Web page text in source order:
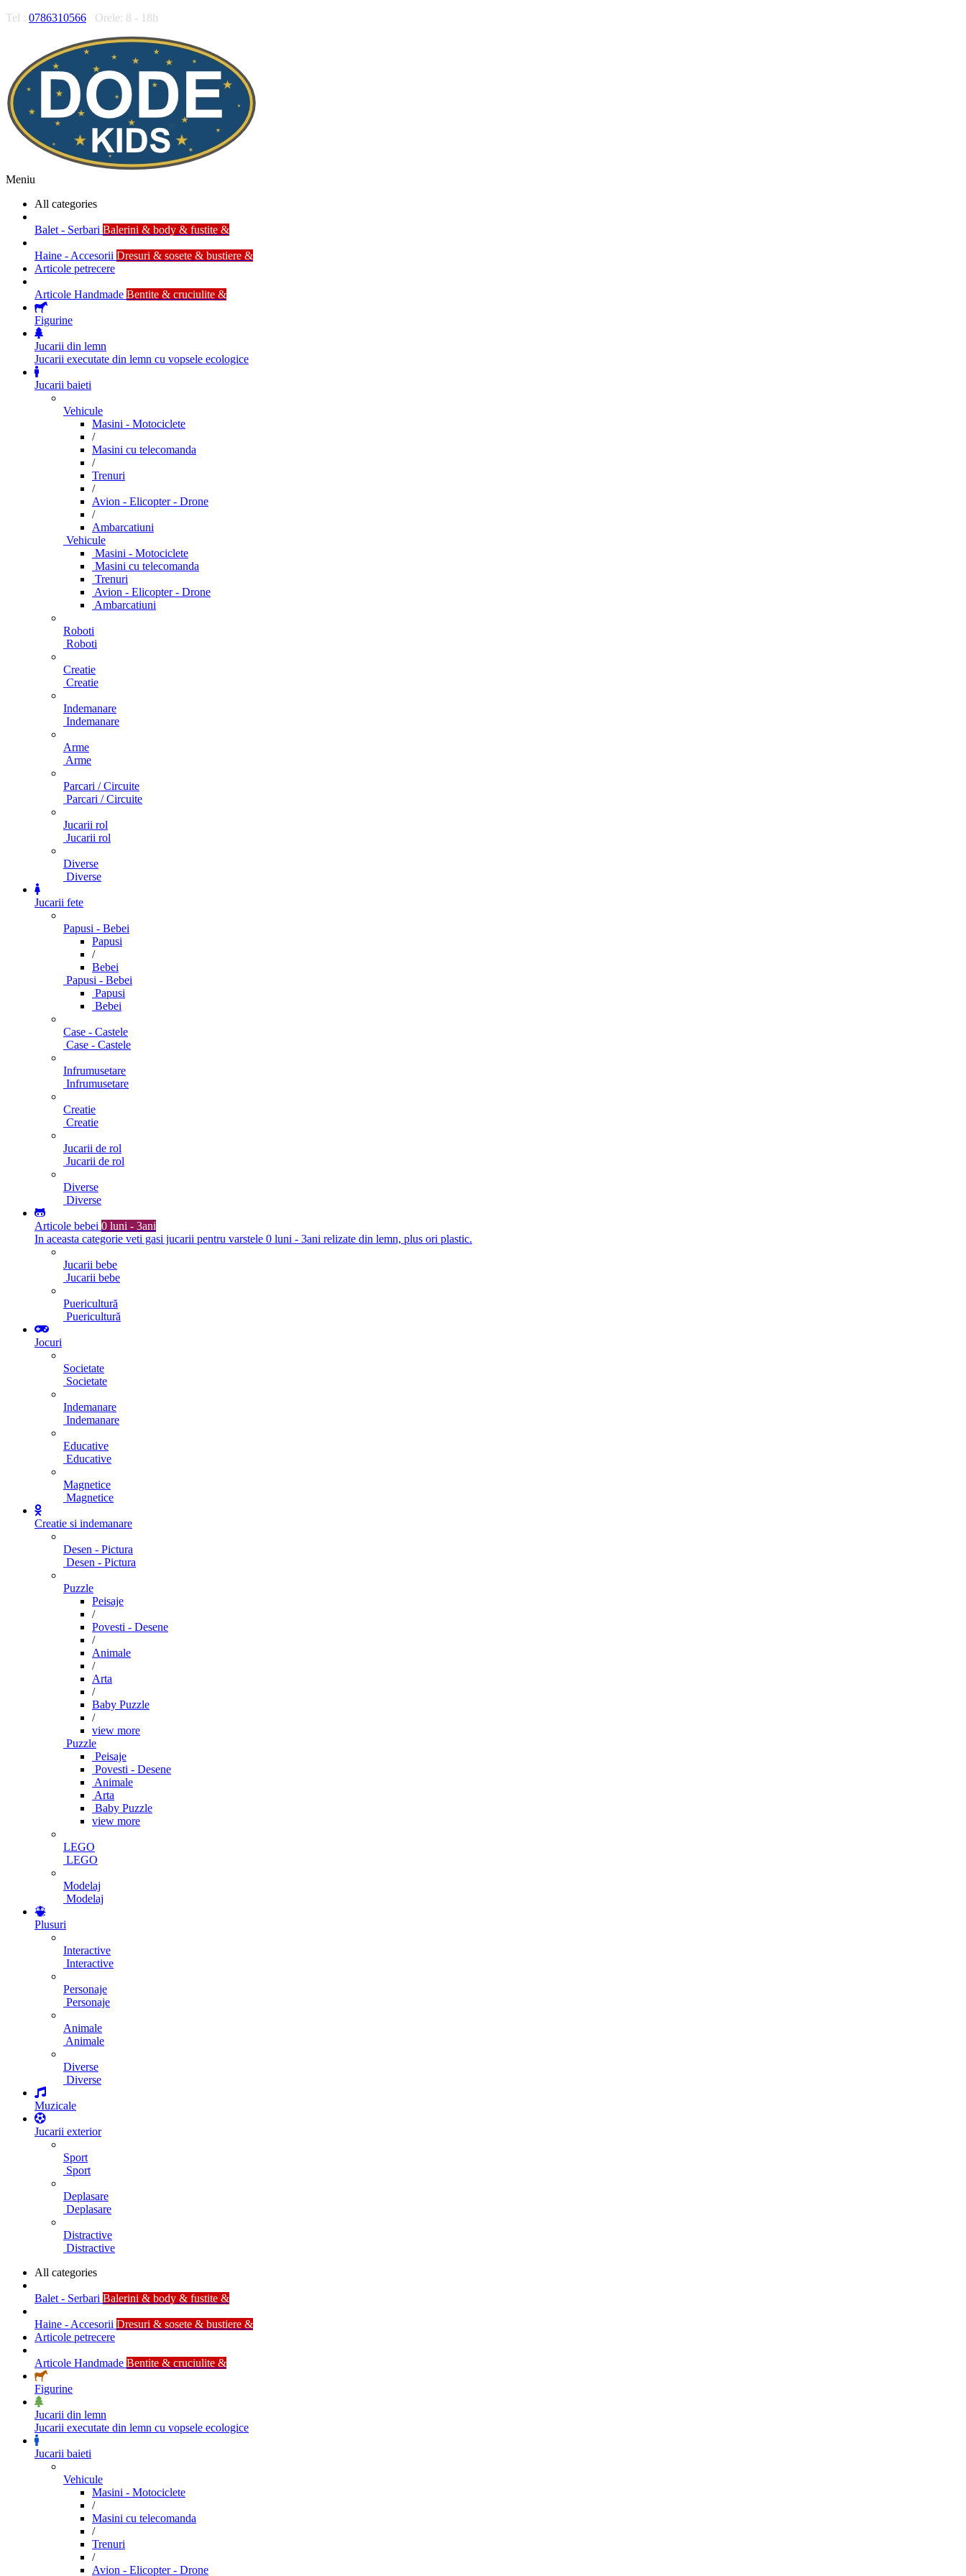
Tel : 0786310566 Orele: 8 - 18h
Meniu
All categories
Balet - Serbari Balerini & body & fustite &
Haine - Accesorii Dresuri & sosete & bustiere &
Articole petrecere
Articole Handmade Bentite & cruciulite &
Figurine
Jucarii din lemn
Jucarii executate din lemn cu vopsele ecologice
Jucarii baieti
Vehicule
Masini - Motociclete
/
Masini cu telecomanda
/
Trenuri
/
Avion - Elicopter - Drone
/
Ambarcatiuni
Vehicule
Masini - Motociclete
Masini cu telecomanda
Trenuri
Avion - Elicopter - Drone
Ambarcatiuni
Roboti
Roboti
Creatie
Creatie
Indemanare
Indemanare
Arme
Arme
Parcari / Circuite
Parcari / Circuite
Jucarii rol
Jucarii rol
Diverse
Diverse
Jucarii fete
Papusi - Bebei
Papusi
/
Bebei
Papusi - Bebei
Papusi
Bebei
Case - Castele
Case - Castele
Infrumusetare
Infrumusetare
Creatie
Creatie
Jucarii de rol
Jucarii de rol
Diverse
Diverse
Articole bebei 0 luni - 3ani
In aceasta categorie veti gasi jucarii pentru varstele 0 luni - 3ani relizate din lemn, plus ori plastic.
Jucarii bebe
Jucarii bebe
Puericultură
Puericultură
Jocuri
Societate
Societate
Indemanare
Indemanare
Educative
Educative
Magnetice
Magnetice
Creatie si indemanare
Desen - Pictura
Desen - Pictura
Puzzle
Peisaje
/
Povesti - Desene
/
Animale
/
Arta
/
Baby Puzzle
/
view more
Puzzle
Peisaje
Povesti - Desene
Animale
Arta
Baby Puzzle
view more
LEGO
LEGO
Modelaj
Modelaj
Plusuri
Interactive
Interactive
Personaje
Personaje
Animale
Animale
Diverse
Diverse
Muzicale
Jucarii exterior
Sport
Sport
Deplasare
Deplasare
Distractive
Distractive
All categories
Balet - Serbari Balerini & body & fustite &
Haine - Accesorii Dresuri & sosete & bustiere &
Articole petrecere
Articole Handmade Bentite & cruciulite &
Figurine
Jucarii din lemn
Jucarii executate din lemn cu vopsele ecologice
Jucarii baieti
Vehicule
Masini - Motociclete
/
Masini cu telecomanda
/
Trenuri
/
Avion - Elicopter - Drone